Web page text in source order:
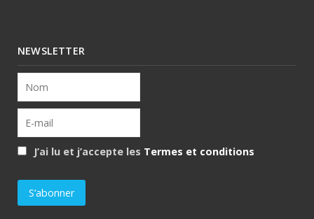
NEWSLETTER
J’ai lu et j’accepte les Termes et conditions